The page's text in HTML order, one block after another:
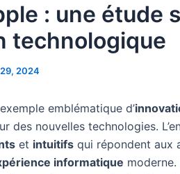
: une étude
technologique
2024
emblématique d’
des nouvelles technologies.
et intuitifs qui répondent aux
informatique